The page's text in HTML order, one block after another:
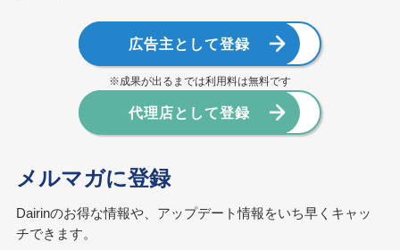
広告主として登録
※成果が出るまでは利用料は無料です
代理店として登録
メルマガに登録
Dairinのお得な情報や、アップデート情報をいち早くキャッ
チできます。